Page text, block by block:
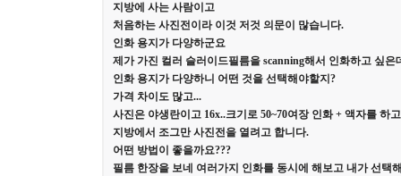
지방에 사는 사람이고
처음하는 사진전이라 이것 저것 의문이 많습니다.
인화 용지가 다양하군요
제가 가진 컬러 슬러이드필름을 scanning해서 인화하고 싶은
인화 용지가 다양하니 어떤 것을 선택해야할지?
가격 차이도 많고...
사진은 야생란이고 16x..크기로 50~70여장 인화 + 액자를 하
지방에서 조그만 사진전을 열려고 합니다.
어떤 방법이 좋을까요???
필름 한장을 보네 여러가지 인화를 동시에 해보고 내가 선택